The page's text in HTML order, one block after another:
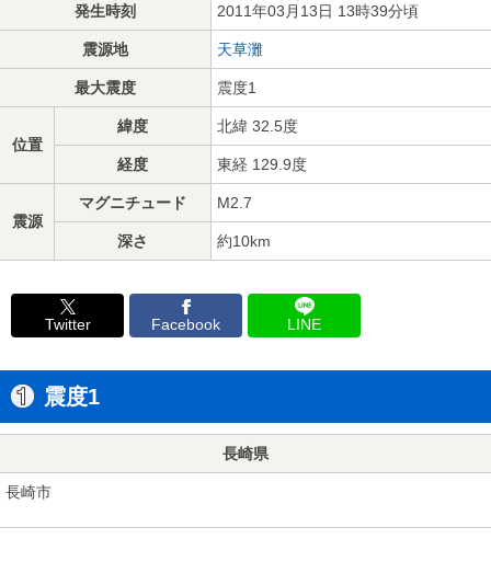
発生時刻 2011年03月13日 13時39分頃
震源地 天草灘
最大震度 震度1
位置
緯度 北緯 32.5度
経度 東経 129.9度
震源
マグニチュード M2.7
深さ 約10km
Twitter Facebook LINE
震度1
長崎県
長崎市